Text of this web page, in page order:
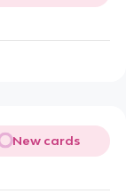
New cards